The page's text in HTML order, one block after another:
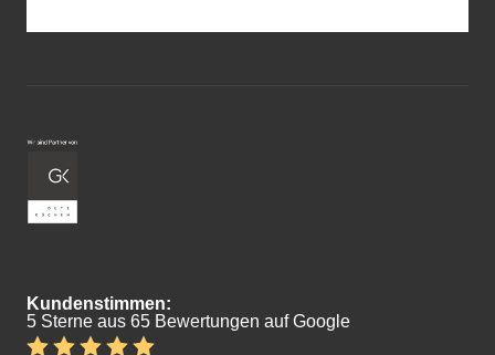
Kundenstimmen:
5 Sterne aus 65 Bewertungen auf Google